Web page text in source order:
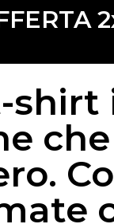
shirt